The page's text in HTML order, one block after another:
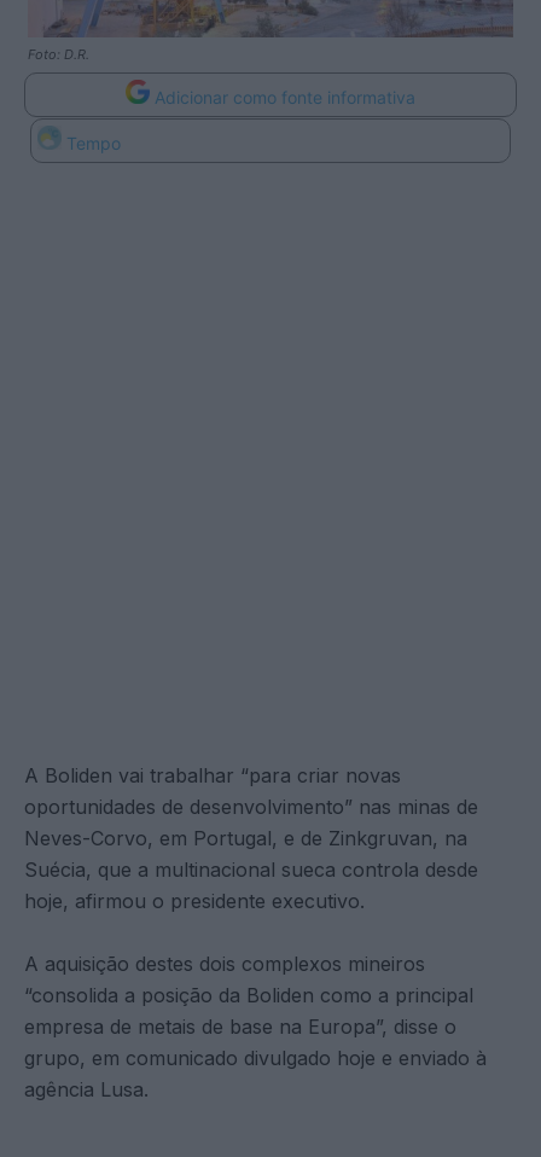
Foto: D.R.
Adicionar como fonte informativa
Tempo
A Boliden vai trabalhar “para criar novas
oportunidades de desenvolvimento” nas minas de
Neves-Corvo, em Portugal, e de Zinkgruvan, na
Suécia, que a multinacional sueca controla desde
hoje, afirmou o presidente executivo.
A aquisição destes dois complexos mineiros
“consolida a posição da Boliden como a principal
empresa de metais de base na Europa”, disse o
grupo, em comunicado divulgado hoje e enviado à
agência Lusa.